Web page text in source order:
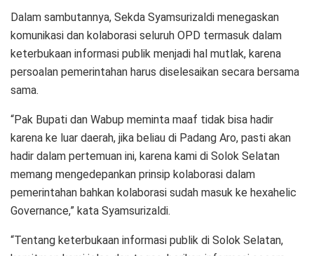
Dalam sambutannya, Sekda Syamsurizaldi menegaskan
komunikasi dan kolaborasi seluruh OPD termasuk dalam
keterbukaan informasi publik menjadi hal mutlak, karena
persoalan pemerintahan harus diselesaikan secara bersama
sama.
“Pak Bupati dan Wabup meminta maaf tidak bisa hadir
karena ke luar daerah, jika beliau di Padang Aro, pasti akan
hadir dalam pertemuan ini, karena kami di Solok Selatan
memang mengedepankan prinsip kolaborasi dalam
pemerintahan bahkan kolaborasi sudah masuk ke hexahelic
Governance,” kata Syamsurizaldi.
“Tentang keterbukaan informasi publik di Solok Selatan,